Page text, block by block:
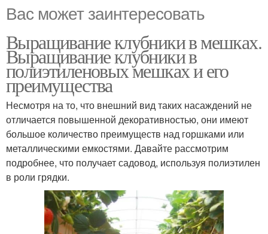
Вас может заинтересовать
Выращивание клубники в мешках.
Выращивание клубники в
полиэтиленовых мешках и его
преимущества
Несмотря на то, что внешний вид таких насаждений не
отличается повышенной декоративностью, они имеют
большое количество преимуществ над горшками или
металлическими емкостями. Давайте рассмотрим
подробнее, что получает садовод, используя полиэтилен
в роли грядки.